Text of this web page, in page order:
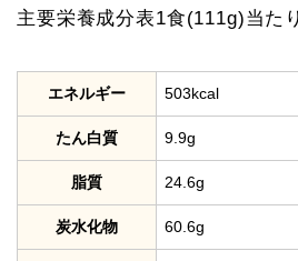
主要栄養成分表1食(111g)当たり
エネルギー 503kcal
たん白質 9.9g
脂質 24.6g
炭水化物 60.6g